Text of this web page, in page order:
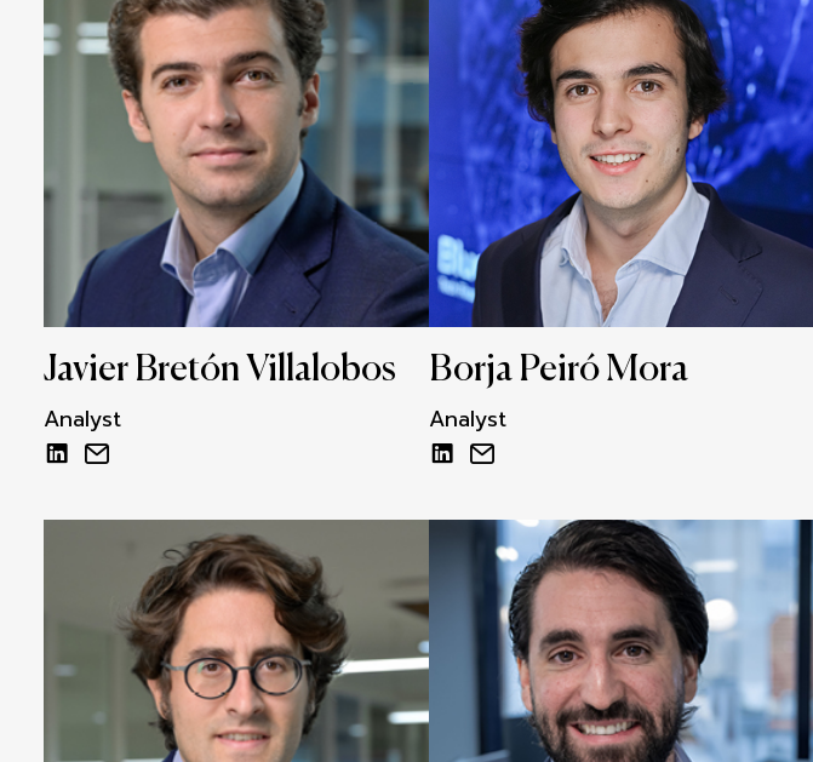
Javier Bretón Villalobos
Analyst
Borja Peiró Mora
Analyst